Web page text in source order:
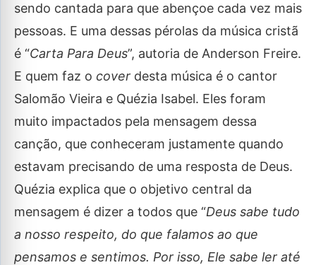
sendo cantada para que abençoe cada vez mais
pessoas. E uma dessas pérolas da música cristã
é “Carta Para Deus”, autoria de Anderson Freire.
E quem faz o cover desta música é o cantor
Salomão Vieira e Quézia Isabel. Eles foram
muito impactados pela mensagem dessa
canção, que conheceram justamente quando
estavam precisando de uma resposta de Deus.
Quézia explica que o objetivo central da
mensagem é dizer a todos que “Deus sabe tudo
a nosso respeito, do que falamos ao que
pensamos e sentimos. Por isso, Ele sabe ler até